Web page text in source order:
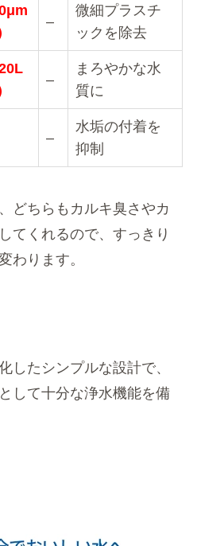
–
微細プラスチ
ックを除去
–
まろやかな水
質に
–
水垢の付着を
抑制
どちらもカルキ臭さやカ
てくれるので、すっきり
わります。
したシンプルな設計で、
して十分な浄水機能を備